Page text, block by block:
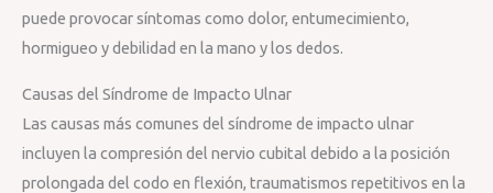
puede provocar síntomas como dolor, entumecimiento,
hormigueo y debilidad en la mano y los dedos.
Causas del Síndrome de Impacto Ulnar
Las causas más comunes del síndrome de impacto ulnar
incluyen la compresión del nervio cubital debido a la posición
prolongada del codo en flexión, traumatismos repetitivos en la